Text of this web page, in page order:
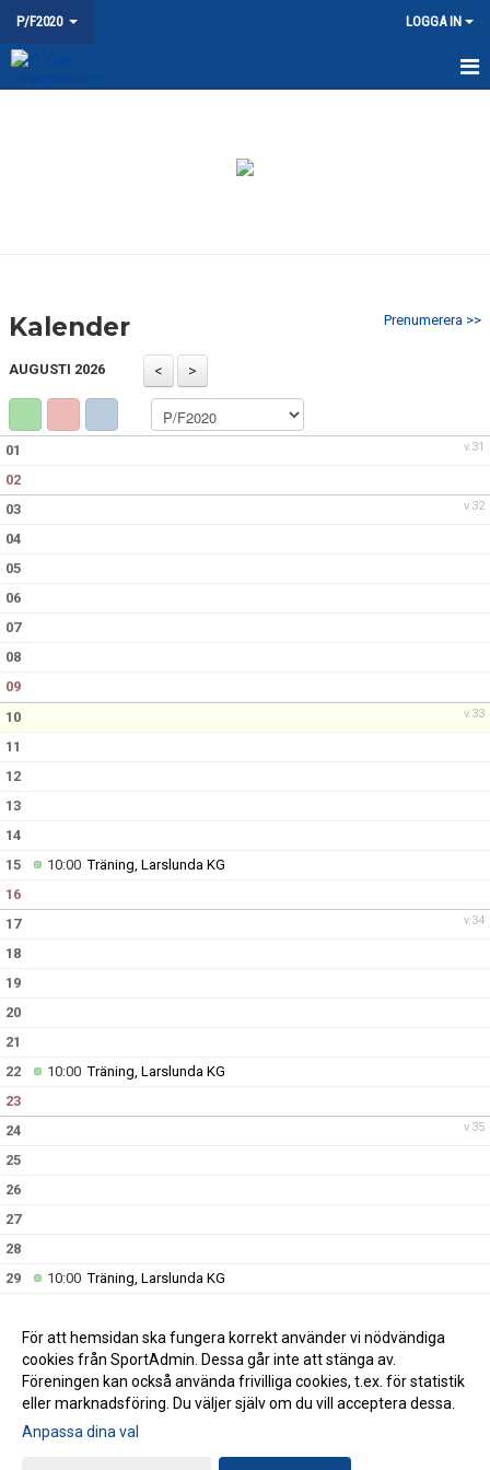
P/F2020 LOGGA IN
KONTAKT
Prenumerera >>
Kalender
AUGUSTI 2026
v.31
01
02
v.32
03
04
05
06
07
08
09
v.33
10
11
12
13
14
15
10:00Träning, Larslunda KG
16
v.34
17
18
19
20
21
22
10:00Träning, Larslunda KG
23
v.35
24
25
26
27
28
29
10:00Träning, Larslunda KG
Gå till Webbversion
För att hemsidan ska fungera korrekt använder vi nödvändiga
cookies från SportAdmin. Dessa går inte att stänga av.
Föreningen kan också använda frivilliga cookies, t.ex. för statistik
eller marknadsföring. Du väljer själv om du vill acceptera dessa.
Anpassa dina val